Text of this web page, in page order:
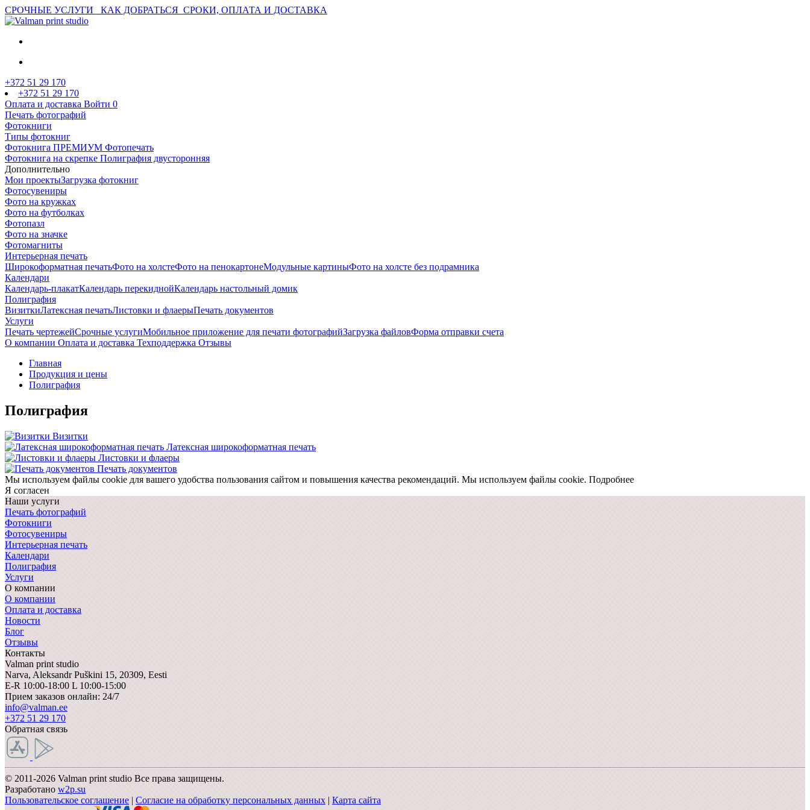
СРОЧНЫЕ УСЛУГИ КАК ДОБРАТЬСЯ СРОКИ, ОПЛАТА И ДОСТАВКА
+372 51 29 170
+372 51 29 170
Оплата и доставка Войти 0
Печать фотографий
Фотокниги
Типы фотокниг
Фотокнига ПРЕМИУМ Фотопечать
Фотокнига на скрепке Полиграфия двусторонняя
Дополнительно
Мои проектыЗагрузка фотокниг
Фотосувениры
Фото на кружках
Фото на футболках
Фотопазл
Фото на значке
Фотомагниты
Интерьерная печать
Широкоформатная печатьФото на холстеФото на пенокартонеМодульные картиныФото на холсте без подрамника
Календари
Календарь-плакатКалендарь перекиднойКалендарь настольный домик
Полиграфия
ВизиткиЛатексная печатьЛистовки и флаерыПечать документов
Услуги
Печать чертежейСрочные услугиМобильное приложение для печати фотографийЗагрузка файловФорма отправки счета
О компании Оплата и доставка Техподдержка Отзывы
Главная
Продукция и цены
Полиграфия
Полиграфия
Визитки
Латексная широкоформатная печать
Листовки и флаеры
Печать документов
Мы используем файлы cookie для вашего удобства пользования сайтом и повышения качества рекомендаций. Мы используем файлы cookie. Подробнее
Я согласен
Наши услуги
Печать фотографий
Фотокниги
Фотосувениры
Интерьерная печать
Календари
Полиграфия
Услуги
О компании
О компании
Оплата и доставка
Новости
Блог
Отзывы
Контакты
Valman print studio
Narva, Aleksandr Puškini 15, 20309, Eesti
E-R 10:00-18:00 L 10:00-15:00
Прием заказов онлайн: 24/7
info@valman.ee
+372 51 29 170
Обратная связь
© 2011-2026 Valman print studio Все права защищены.
Разработано w2p.su
Пользовательское соглашение | Согласие на обработку персональных данных | Карта сайта